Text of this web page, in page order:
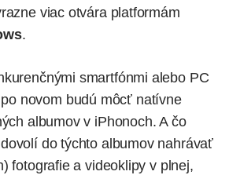
viac otvára platformám
.
smartfónmi alebo PC
novom budú môcť natívne
albumov v iPhonoch. A čo
do týchto albumov nahrávať
fotografie a videoklipy v plnej,